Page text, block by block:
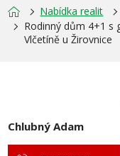
Nabídka realit
Rodinný dům 4+1 s
Vlčetíně u Žirovnice
Chlubný Adam